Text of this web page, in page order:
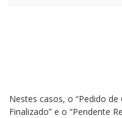
Nestes casos, o “Pedido de
Finalizado” e o “Pendente